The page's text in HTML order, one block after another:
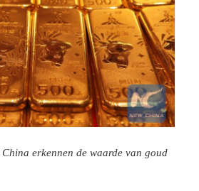
erkennen de waarde van goud